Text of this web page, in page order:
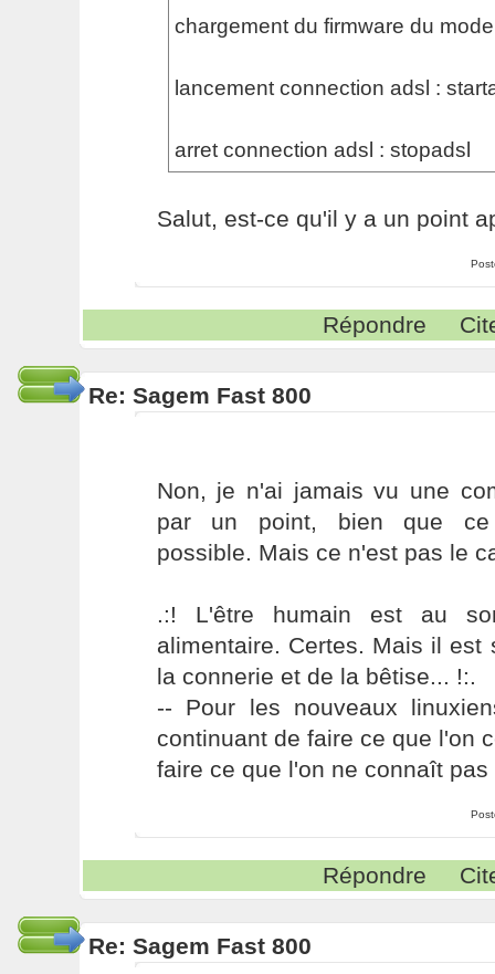
chargement du firmware du
lancement connection adsl :
arret connection adsl : stopadsl
Salut, est-ce qu'il y a un point
Répondre
Re: Sagem Fast 800
Non, je n'ai jamais vu une
par un point, bien que ce
possible. Mais ce n'est pas le
.:! L'être humain est au
alimentaire. Certes. Mais il est
la connerie et de la bêtise... !:.
-- Pour les nouveaux
continuant de faire ce que l'on
faire ce que l'on ne connaît pas
Répondre
Re: Sagem Fast 800